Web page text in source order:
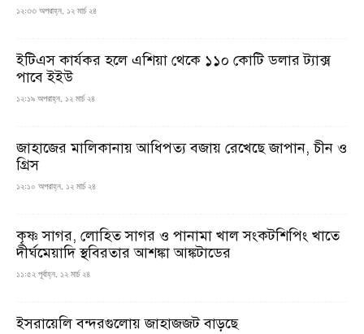
১২:৩৩ অপরাহ্ন, ১২ মার্চ ২৪
ইটিএস কার্যকর হলে এশিয়া থেকে ১১০ কোটি ডলার ট্যাক্স
পাবে ইইউ
১২:১৯ অপরাহ্ন, ১২ মার্চ ২৪
জাহাজের মালিকানায় আধিপত্য বজায় রেখেছে জাপান, চীন ও
গ্রিস
১২:১০ অপরাহ্ন, ১২ মার্চ ২৪
কৃষ্ণ সাগর, লোহিত সাগর ও পানামা খাল সংকটশিপিং খাতে
দীর্ঘমেয়াদি স্থবিরতার আশঙ্কা আঙ্কটাডের
১১:৫২ পূর্বাহ্ন, ১২ মার্চ ২৪
ইসরায়েলি বন্দরগুলোয় জাহাজজট বাড়ছে